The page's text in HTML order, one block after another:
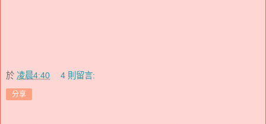
於 凌晨4:40 4 則留言:
分享